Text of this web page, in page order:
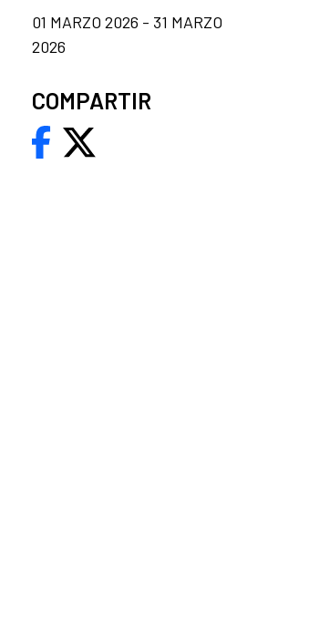
01 MARZO 2026 - 31 MARZO
2026
COMPARTIR